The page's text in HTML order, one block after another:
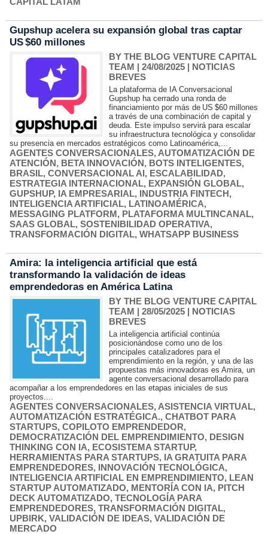
Gupshup acelera su expansión global tras captar
US $60 millones
BY THE BLOG VENTURE CAPITAL
TEAM | 24/08/2025 | NOTICIAS
BREVES
La plataforma de IA Conversacional
Gupshup ha cerrado una ronda de
financiamiento por más de US $60 millones
a través de una combinación de capital y
deuda. Este impulso servirá para escalar
su infraestructura tecnológica y consolidar
su presencia en mercados estratégicos como Latinoamérica,...
AGENTES CONVERSACIONALES, AUTOMATIZACIÓN DE
ATENCIÓN, BETA INNOVACIÓN, BOTS INTELIGENTES,
BRASIL, CONVERSACIONAL AI, ESCALABILIDAD,
ESTRATEGIA INTERNACIONAL, EXPANSIÓN GLOBAL,
GUPSHUP, IA EMPRESARIAL, INDUSTRIA FINTECH,
INTELIGENCIA ARTIFICIAL, LATINOAMÉRICA,
MESSAGING PLATFORM, PLATAFORMA MULTINCANAL,
SAAS GLOBAL, SOSTENIBILIDAD OPERATIVA,
TRANSFORMACIÓN DIGITAL, WHATSAPP BUSINESS
Amira: la inteligencia artificial que está
transformando la validación de ideas
emprendedoras en América Latina
BY THE BLOG VENTURE CAPITAL
TEAM | 28/05/2025 | NOTICIAS
BREVES
La inteligencia artificial continúa
posicionándose como uno de los
principales catalizadores para el
emprendimiento en la región, y una de las
propuestas más innovadoras es Amira, un
agente conversacional desarrollado para
acompañar a los emprendedores en las etapas iniciales de sus
proyectos....
AGENTES CONVERSACIONALES, ASISTENCIA VIRTUAL,
AUTOMATIZACIÓN ESTRATÉGICA., CHATBOT PARA
STARTUPS, COPILOTO EMPRENDEDOR,
DEMOCRATIZACIÓN DEL EMPRENDIMIENTO, DESIGN
THINKING CON IA, ECOSISTEMA STARTUP,
HERRAMIENTAS PARA STARTUPS, IA GRATUITA PARA
EMPRENDEDORES, INNOVACIÓN TECNOLÓGICA,
INTELIGENCIA ARTIFICIAL EN EMPRENDIMIENTO, LEAN
STARTUP AUTOMATIZADO, MENTORÍA CON IA, PITCH
DECK AUTOMATIZADO, TECNOLOGÍA PARA
EMPRENDEDORES, TRANSFORMACIÓN DIGITAL,
UPBIRK, VALIDACIÓN DE IDEAS, VALIDACIÓN DE
MERCADO